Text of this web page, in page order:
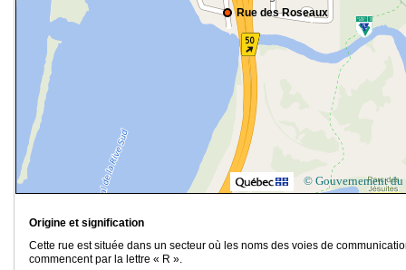
Rue des Roseaux
© Gouvernement du
Origine et signification
Cette rue est située dans un secteur où les noms des voies de
commencent par la lettre « R ».